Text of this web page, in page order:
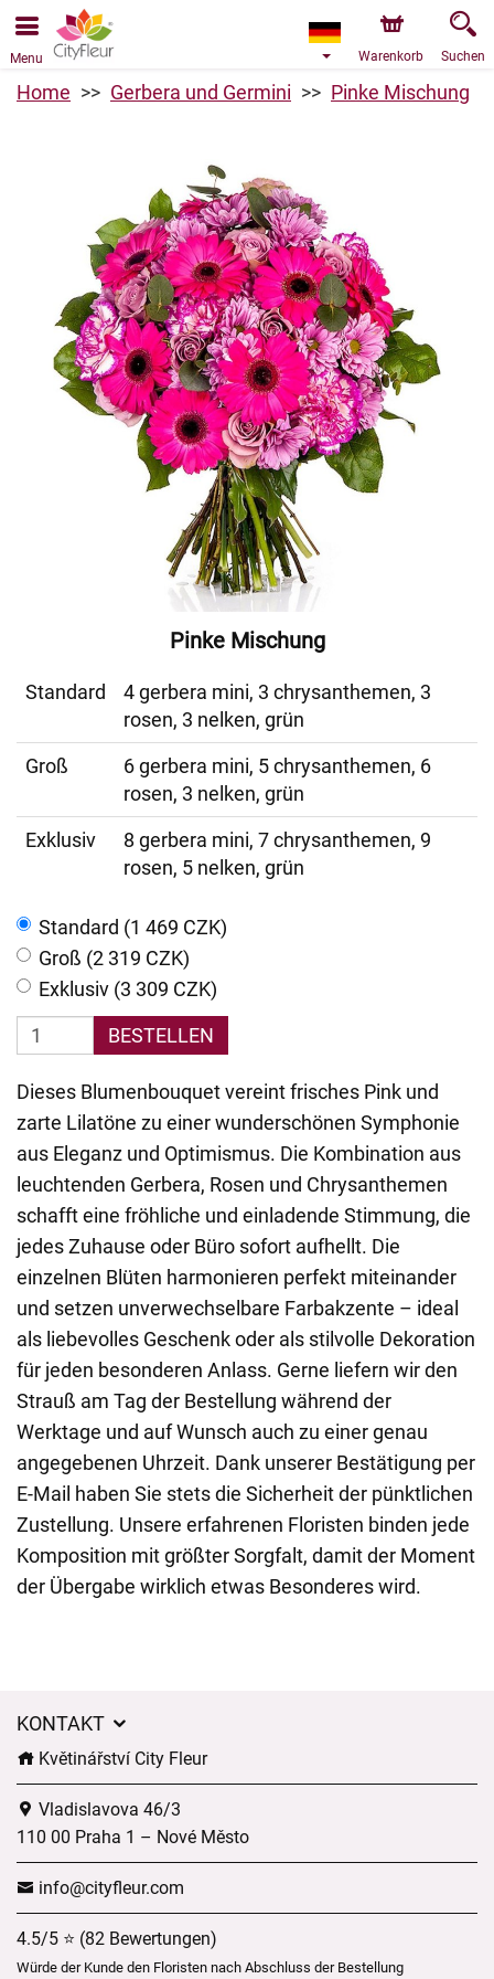
Bestellungen über unseren Onlineshop nehmen wir gerne
entgegen. Der frühestmögliche Liefertermin ist ab dem
10.08.2026 aufgrund von Betriebsurlaub.
Menu Warenkorb Suchen
Home Gerbera und Germini Pinke Mischung
Pinke Mischung
Standard
4 gerbera mini, 3 chrysanthemen, 3
rosen, 3 nelken, grün
Groß
6 gerbera mini, 5 chrysanthemen, 6
rosen, 3 nelken, grün
Exklusiv
8 gerbera mini, 7 chrysanthemen, 9
rosen, 5 nelken, grün
Standard (1 469 CZK)
Groß (2 319 CZK)
Exklusiv (3 309 CZK)
BESTELLEN
Dieses Blumenbouquet vereint frisches Pink und
zarte Lilatöne zu einer wunderschönen Symphonie
aus Eleganz und Optimismus. Die Kombination aus
leuchtenden Gerbera, Rosen und Chrysanthemen
schafft eine fröhliche und einladende Stimmung, die
jedes Zuhause oder Büro sofort aufhellt. Die
einzelnen Blüten harmonieren perfekt miteinander
und setzen unverwechselbare Farbakzente – ideal
als liebevolles Geschenk oder als stilvolle Dekoration
für jeden besonderen Anlass. Gerne liefern wir den
Strauß am Tag der Bestellung während der
Werktage und auf Wunsch auch zu einer genau
angegebenen Uhrzeit. Dank unserer Bestätigung per
E-Mail haben Sie stets die Sicherheit der pünktlichen
Zustellung. Unsere erfahrenen Floristen binden jede
Komposition mit größter Sorgfalt, damit der Moment
der Übergabe wirklich etwas Besonderes wird.
KONTAKT
Květinářství City Fleur
Vladislavova 46/3
110 00 Praha 1 – Nové Město
info@cityfleur.com
4.5/5 ⭐ (82 Bewertungen)
Würde der Kunde den Floristen nach Abschluss der Bestellung